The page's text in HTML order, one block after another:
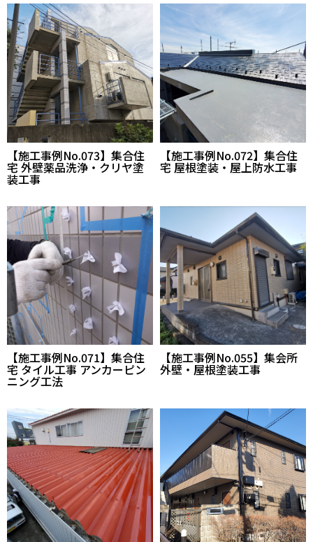
【施工事例No.073】集合住
宅 外壁薬品洗浄・クリヤ塗
装工事
【施工事例No.072】集合住
宅 屋根塗装・屋上防水工事
【施工事例No.071】集合住
宅 タイル工事 アンカーピン
ニング工法
【施工事例No.055】集会所
外壁・屋根塗装工事